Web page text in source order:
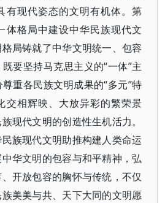
有现代姿态的文明有机体。第
体格局中建设中华民族现代文
局铸就了中华文明统一、包容
要坚持马克思主义的“一体”主
重各民族文明成果的“多元”特
交相辉映、大放异彩的繁荣景
现代文明的创造性生机活力。
族现代文明助推构建人类命运
华文明的包容与和平精神，弘
开放包容的胸怀与传统，不仅
美美与共、天下大同的文明愿